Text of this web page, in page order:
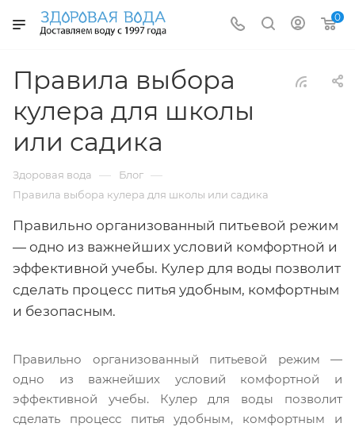
0
Правила выбора
кулера для школы
или садика
Здоровая вода — Блог —
Правила выбора кулера для школы или садика
Правильно организованный питьевой режим
— одно из важнейших условий комфортной и
эффективной учебы. Кулер для воды позволит
сделать процесс питья удобным, комфортным
и безопасным.
Правильно организованный питьевой режим —
одно из важнейших условий комфортной и
эффективной учебы. Кулер для воды позволит
сделать процесс питья удобным, комфортным и